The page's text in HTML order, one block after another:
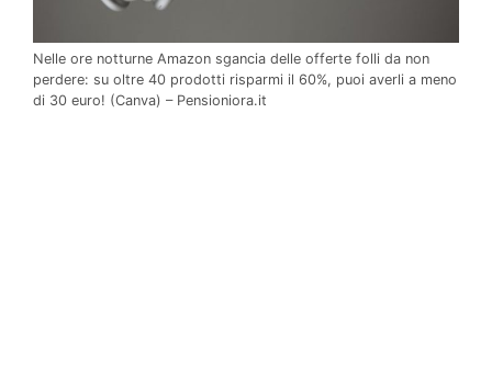
Nelle ore notturne Amazon sgancia delle offerte folli da non
perdere: su oltre 40 prodotti risparmi il 60%, puoi averli a meno
di 30 euro! (Canva) – Pensioniora.it